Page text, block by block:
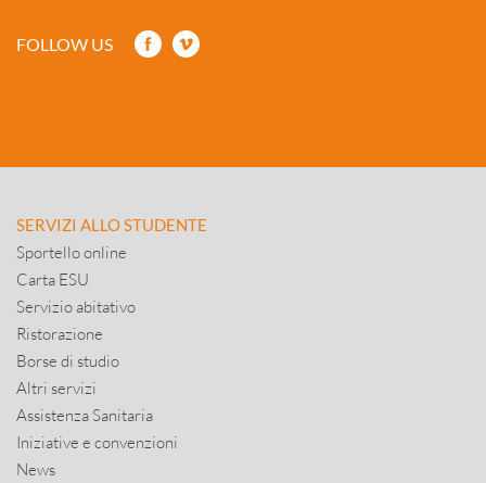
FOLLOW US
SERVIZI ALLO STUDENTE
Sportello online
Carta ESU
Servizio abitativo
Ristorazione
Borse di studio
Altri servizi
Assistenza Sanitaria
Iniziative e convenzioni
News